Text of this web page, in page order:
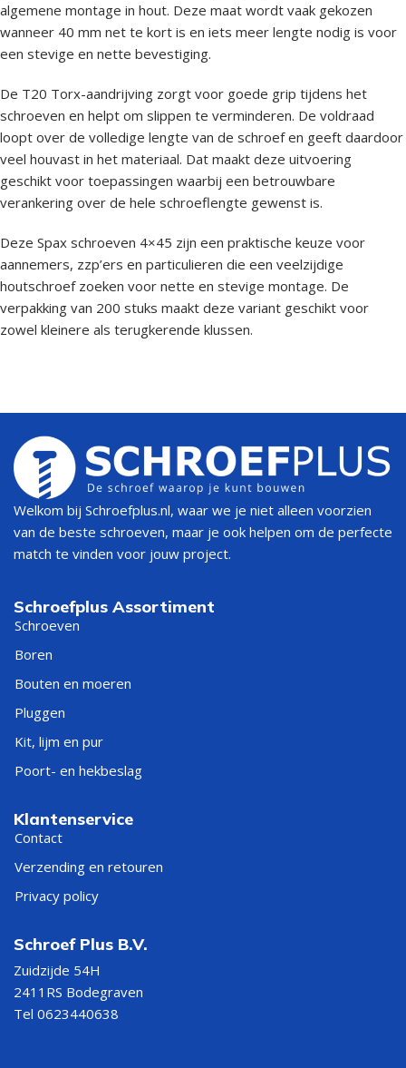
algemene montage in hout. Deze maat wordt vaak gekozen
wanneer 40 mm net te kort is en iets meer lengte nodig is voor
een stevige en nette bevestiging.
De T20 Torx-aandrijving zorgt voor goede grip tijdens het
schroeven en helpt om slippen te verminderen. De voldraad
loopt over de volledige lengte van de schroef en geeft daardoor
veel houvast in het materiaal. Dat maakt deze uitvoering
geschikt voor toepassingen waarbij een betrouwbare
verankering over de hele schroeflengte gewenst is.
Deze Spax schroeven 4×45 zijn een praktische keuze voor
aannemers, zzp’ers en particulieren die een veelzijdige
houtschroef zoeken voor nette en stevige montage. De
verpakking van 200 stuks maakt deze variant geschikt voor
zowel kleinere als terugkerende klussen.
Welkom bij Schroefplus.nl, waar we je niet alleen voorzien
van de beste schroeven, maar je ook helpen om de perfecte
match te vinden voor jouw project.
Schroefplus Assortiment
Schroeven
Boren
Bouten en moeren
Pluggen
Kit, lijm en pur
Poort- en hekbeslag
Klantenservice
Contact
Verzending en retouren
Privacy policy
Schroef Plus B.V.
Zuidzijde 54H
2411RS Bodegraven
Tel 0623440638